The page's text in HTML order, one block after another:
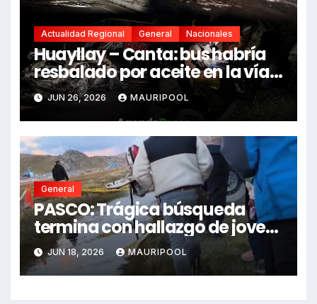
Actualidad Regional General Nacionales
Huayllay – Canta: bus habría
resbalado por aceite en la vía e
impactó auto siniestrado
dejando dos fallecidos
JUN 26, 2026 MAURIPOOL
General
PASCO: Trágica búsqueda
termina con hallazgo de joven
sin vida en Rancas
JUN 18, 2026 MAURIPOOL